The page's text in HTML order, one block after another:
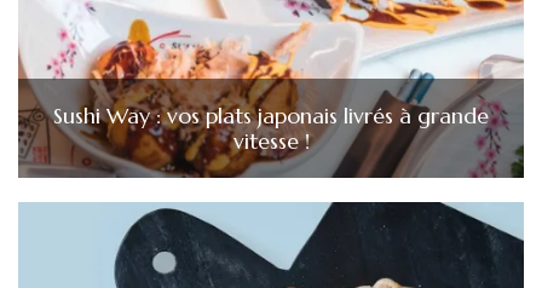
Sushi Way : vos plats japonais livrés à grande
vitesse !